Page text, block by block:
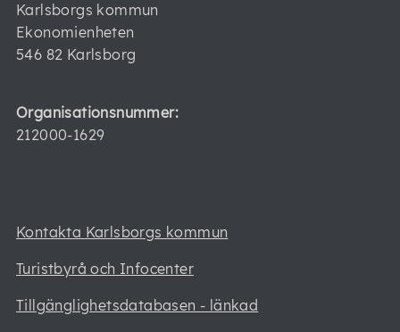
Karlsborgs kommun
Ekonomienheten
546 82 Karlsborg
Organisationsnummer:
212000-1629
Kontakta Karlsborgs kommun
Turistbyrå och Infocenter
Tillgänglighetsdatabasen - länkad